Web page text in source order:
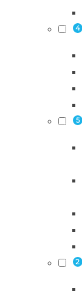
4
5
2